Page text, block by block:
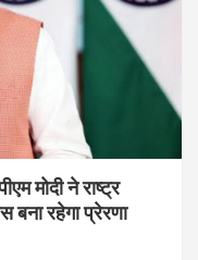
मोदी ने राष्ट्र
बना रहेगा प्रेरणा